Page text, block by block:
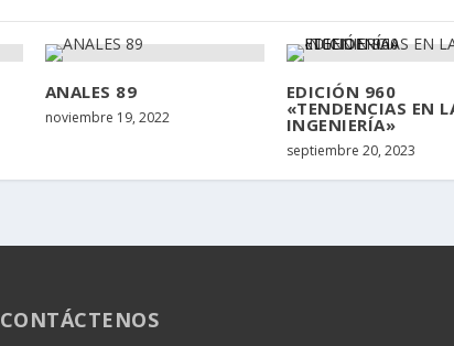
ANALES 89
noviembre 19, 2022
EDICIÓN 960
«TENDENCIAS EN
INGENIERÍA»
septiembre 20, 2023
CONTÁCTENOS